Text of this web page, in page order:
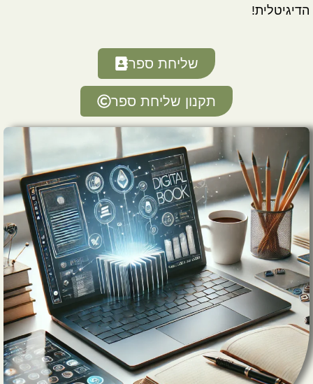
הדיגיטלית!
שליחת ספר
תקנון שליחת ספר